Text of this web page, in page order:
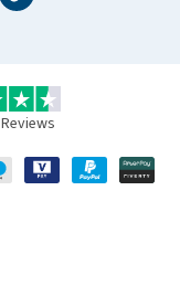
Reviews